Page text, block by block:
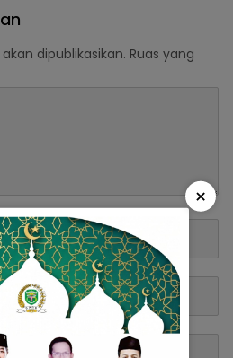
dipublikasikan. Ruas yang
×